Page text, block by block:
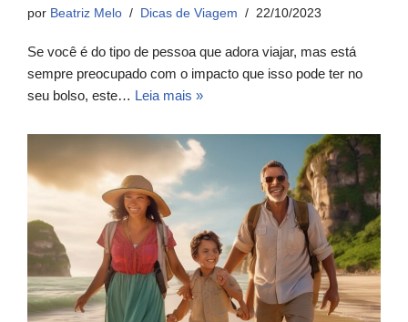
por Beatriz Melo Dicas de Viagem 22/10/2023
Se você é do tipo de pessoa que adora viajar, mas está
sempre preocupado com o impacto que isso pode ter no
seu bolso, este… Leia mais »